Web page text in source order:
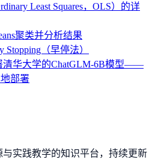
Least Squares，OLS）的详
聚类并分析结果
（早停法）
清华大学的ChatGLM-6B模型——
部署
实践教学的知识平台，持续更新